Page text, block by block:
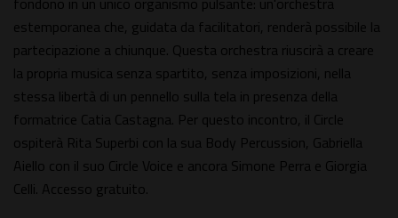
estemporanea che, guidata da facilitatori, renderà possibile la
partecipazione a chiunque. Questa orchestra riuscirà a creare
la propria musica senza spartito, senza imposizioni, nella
stessa libertà di un pennello sulla tela in presenza della
formatrice Catia Castagna. Per questo incontro, il Circle
ospiterà Rita Superbi con la sua Body Percussion, Gabriella
Aiello con il suo Circle Voice e ancora Simone Perra e Giorgia
Celli. Accesso gratuito.